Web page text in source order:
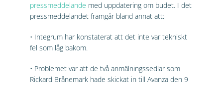
pressmeddelande med uppdatering om budet. I det
pressmeddelandet framgår bland annat att:
• Integrum har konstaterat att det inte var tekniskt
fel som låg bakom.
• Problemet var att de två anmälningssedlar som
Rickard Brånemark hade skickat in till Avanza den 9